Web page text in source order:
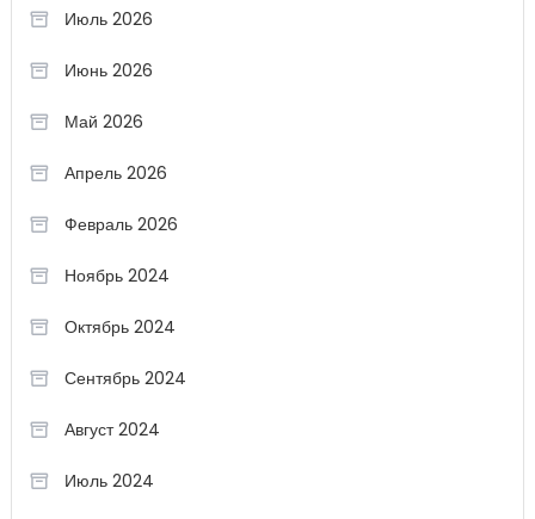
Июль 2026
Июнь 2026
Май 2026
Апрель 2026
Февраль 2026
Ноябрь 2024
Октябрь 2024
Сентябрь 2024
Август 2024
Июль 2024